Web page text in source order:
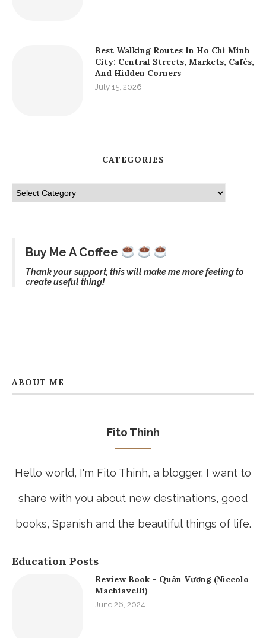
Best Walking Routes In Ho Chi Minh
City: Central Streets, Markets, Cafés,
And Hidden Corners
July 15, 2026
CATEGORIES
Buy Me A Coffee
Thank your support, this will make me more feeling to
create useful thing!
ABOUT ME
Fito Thinh
Hello world, I'm Fito Thinh, a blogger. I want to
share with you about new destinations, good
books, Spanish and the beautiful things of life.
Education Posts
Review Book – Quân Vương (Niccolo
Machiavelli)
June 26, 2024